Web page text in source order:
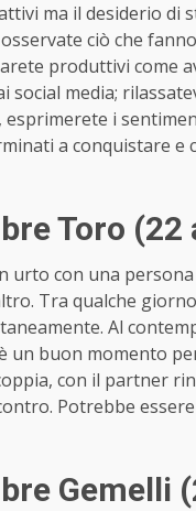
ma il desiderio
ciò che
produttivi come
social media;
esprimerete i
a conquistare
Toro
urto con una
Tra qualche
Al
un buon momento
con il partner
Potrebbe
Gemelli